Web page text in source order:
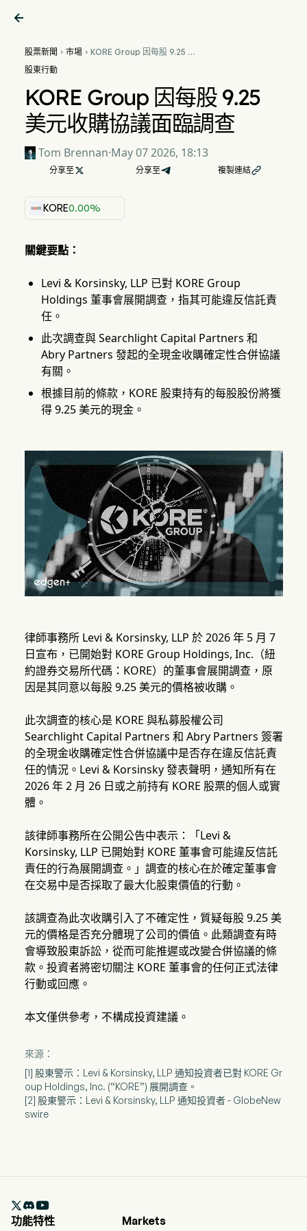

股票新聞  市場 KORE Group 因每股 9.25 美
股東行動
KORE Group 因每股 9.25
美元收購協議面臨調查
Tom Brennan·May 07 2026, 18:13
分享至  分享至 複製連結
KORE0.00%
關鍵要點：
Levi & Korsinsky, LLP 已對 KORE Group
Holdings 董事會展開調查，指其可能違反信託責
任。
此次調查與 Searchlight Capital Partners 和
Abry Partners 發起的全現金收購確定性合併協議
有關。
根據目前的條款，KORE 股東持有的每股股份將獲
得 9.25 美元的現金。
律師事務所 Levi & Korsinsky, LLP 於 2026 年 5 月 7
日宣布，已開始對 KORE Group Holdings, Inc.（紐
約證券交易所代碼：KORE）的董事會展開調查，原
因是其同意以每股 9.25 美元的價格被收購。
此次調查的核心是 KORE 與私募股權公司
Searchlight Capital Partners 和 Abry Partners 簽署
的全現金收購確定性合併協議中是否存在違反信託責
任的情況。Levi & Korsinsky 發表聲明，通知所有在
2026 年 2 月 26 日或之前持有 KORE 股票的個人或實
體。
該律師事務所在公開公告中表示：「Levi &
Korsinsky, LLP 已開始對 KORE 董事會可能違反信託
責任的行為展開調查。」調查的核心在於確定董事會
在交易中是否採取了最大化股東價值的行動。
該調查為此次收購引入了不確定性，質疑每股 9.25 美
元的價格是否充分體現了公司的價值。此類調查有時
會導致股東訴訟，從而可能推遲或改變合併協議的條
款。投資者將密切關注 KORE 董事會的任何正式法律
行動或回應。
本文僅供參考，不構成投資建議。
來源：
[1] 股東警示：Levi & Korsinsky, LLP 通知投資者已對 KORE Gr
oup Holdings, Inc. (“KORE”) 展開調查。
[2] 股東警示：Levi & Korsinsky, LLP 通知投資者 - GlobeNew
swire

功能特性
Markets